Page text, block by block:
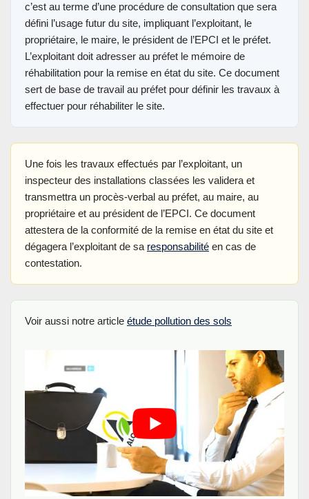
c’est au terme d’une procédure de consultation que sera
défini l’usage futur du site, impliquant l’exploitant, le
propriétaire, le maire, le président de l’EPCI et le préfet.
L’exploitant doit adresser au préfet le mémoire de
réhabilitation pour la remise en état du site. Ce document
sert de base de travail au préfet pour définir les travaux à
effectuer pour réhabiliter le site.
Une fois les travaux effectués par l’exploitant, un
inspecteur des installations classées les validera et
transmettra un procès-verbal au préfet, au maire, au
propriétaire et au président de l’EPCI. Ce document
attestera de la conformité de la remise en état du site et
dégagera l’exploitant de sa responsabilité en cas de
contestation.
Voir aussi notre article étude pollution des sols